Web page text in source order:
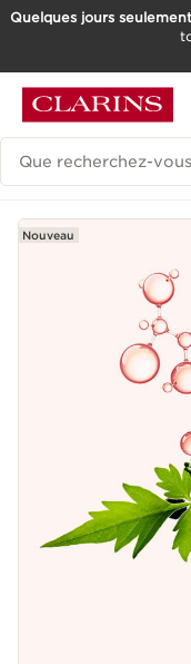
ALLER AU
Quelques jours
Historique des recherches
Nouveau